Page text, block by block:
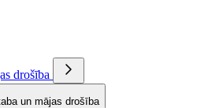
drošība
un mājas drošība